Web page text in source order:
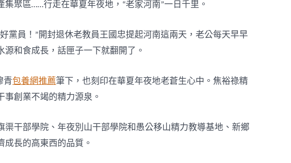
聚區……行走在華夏年夜地，“老家河南”一日千里。
黨員！”開封退休老教員王國忠提起河南這兩天，老公每天早早
和食成長，話匣子一下就翻開了。
青包養網推薦筆下，也刻印在華夏年夜地老蒼生心中。焦裕祿精
創業不竭的精力源泉。
干部學院、年夜別山干部學院和愚公移山精力教導基地、新鄉
成長的高東西的品質。